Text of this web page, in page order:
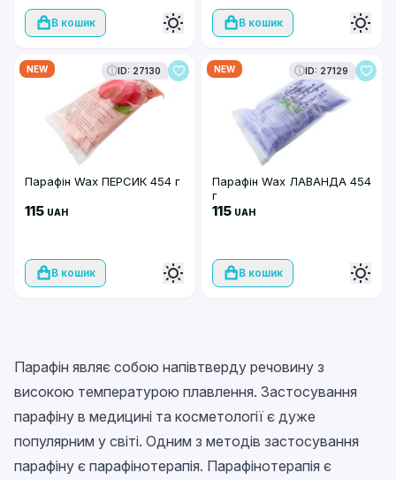
В кошик В кошик
NEW ID: 27130
Парафін Wax ПЕРСИК 454 г
115 UAH
В кошик
NEW ID: 27129
Парафін Wax ЛАВАНДА 454
г
115 UAH
В кошик
Парафін являє собою напівтверду речовину з
високою температурою плавлення. Застосування
парафіну в медицині та косметології є дуже
популярним у світі. Одним з методів застосування
парафіну є парафінотерапія. Парафінотерапія є